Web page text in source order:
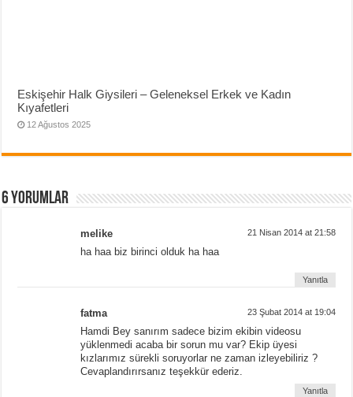
Eskişehir Halk Giysileri – Geleneksel Erkek ve Kadın
Kıyafetleri
12 Ağustos 2025
6 yorumlar
melike 21 Nisan 2014 at 21:58
ha haa biz birinci olduk ha haa
Yanıtla
fatma 23 Şubat 2014 at 19:04
Hamdi Bey sanırım sadece bizim ekibin videosu
yüklenmedi acaba bir sorun mu var? Ekip üyesi
kızlarımız sürekli soruyorlar ne zaman izleyebiliriz ?
Cevaplandırırsanız teşekkür ederiz.
Yanıtla